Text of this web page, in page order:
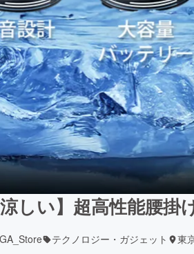
しい】超高性能腰掛
GA_Store テクノロジー・ガジェット 東